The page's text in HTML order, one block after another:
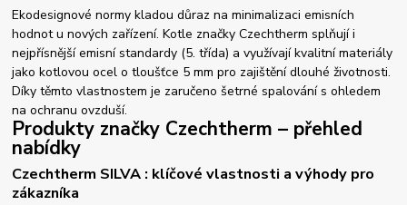
Ekodesignové normy kladou důraz na minimalizaci emisních
hodnot u nových zařízení. Kotle značky Czechtherm splňují i
nejpřísnější emisní standardy (5. třída) a využívají kvalitní materiály
jako kotlovou ocel o tloušťce 5 mm pro zajištění dlouhé životnosti.
Díky těmto vlastnostem je zaručeno šetrné spalování s ohledem
na ochranu ovzduší.
Produkty značky Czechtherm – přehled
nabídky
Czechtherm SILVA : klíčové vlastnosti a výhody pro
zákazníka